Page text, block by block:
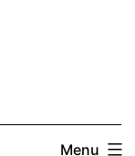
Menu